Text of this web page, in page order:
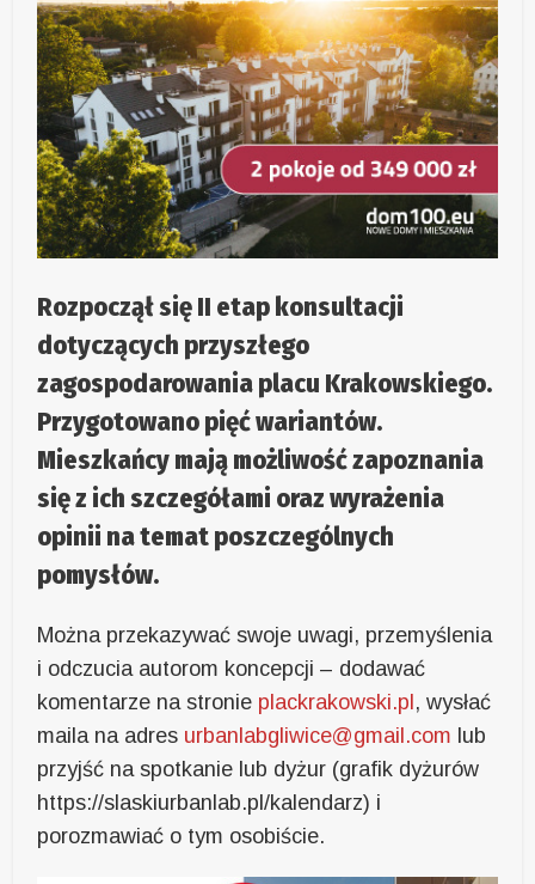
Rozpoczął się II etap konsultacji
dotyczących przyszłego
zagospodarowania placu Krakowskiego.
Przygotowano pięć wariantów.
Mieszkańcy mają możliwość zapoznania
się z ich szczegółami oraz wyrażenia
opinii na temat poszczególnych
pomysłów.
Można przekazywać swoje uwagi, przemyślenia
i odczucia autorom koncepcji – dodawać
komentarze na stronie plackrakowski.pl , wysłać
maila na adres urbanlabgliwice@gmail.com lub
przyjść na spotkanie lub dyżur (grafik dyżurów
https://slaskiurbanlab.pl/kalendarz) i
porozmawiać o tym osobiście.